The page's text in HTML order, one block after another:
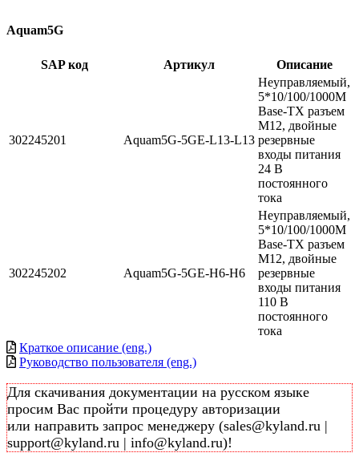
Aquam5G
SAP код Артикул Описание
302245201 Aquam5G-5GE-L13-L13
Неуправляемый,
5*10/100/1000M
Base-TX разъем
M12, двойные
резервные
входы питания
24 В
постоянного
тока
302245202 Aquam5G-5GE-H6-H6
Неуправляемый,
5*10/100/1000M
Base-TX разъем
M12, двойные
резервные
входы питания
110 В
постоянного
тока
Краткое описание (eng.)
Руководство пользователя (eng.)
Для скачивания документации на русском языке
просим Вас пройти процедуру авторизации
или направить запрос менеджеру (sales@kyland.ru |
support@kyland.ru | info@kyland.ru)!